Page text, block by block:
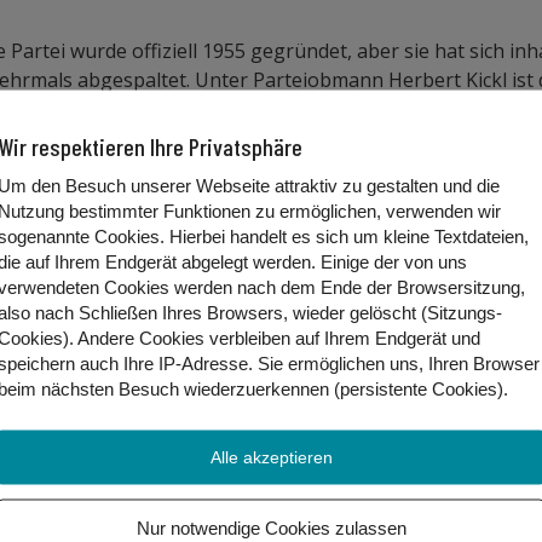
Partei wurde offiziell 1955 gegründet, aber sie hat sich
abgespaltet. Unter Parteiobmann Herbert Kickl ist
belegen die Freiheitlichen Platz 1 in jeder Umfrage
die Grünen und NEOS haben eine Koalition mit der FPÖ
auch mehrmals gegen Kickl ausgesprochen.
war er unter der Schwarz-Blauen Bundesregierung
Partei als Redenschreiber von seinen Vorgängern
Lockdown ein, später positionierte er sich gegen das
sich selbst als Volkskanzler.
— Festung Freiheit“. Das erste betrifft das ganze
weiterverwenden. Das bekannteste Thema der FPÖ
im Land haben. Dazu sollen die Grenzen stärker
Wir respektieren Ihre Privatsphäre
Um den Besuch unserer Webseite attraktiv zu gestalten und die
Nutzung bestimmter Funktionen zu ermöglichen, verwenden wir
Cookies. Hierbei handelt es sich um kleine Textdateien,
auf Ihrem Endgerät abgelegt werden. Einige der von uns
Cookies werden nach dem Ende der Browsersitzung,
nach Schließen Ihres Browsers, wieder gelöscht (Sitzungs-
Andere Cookies verbleiben auf Ihrem Endgerät und
auch Ihre IP-Adresse. Sie ermöglichen uns, Ihren Browser
beim nächsten Besuch wiederzuerkennen (persistente Cookies).
Alle akzeptieren
Nur notwendige Cookies zulassen